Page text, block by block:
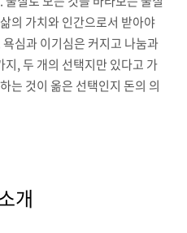
의 가치와 인간으로서 받아야
심과 이기심은 커지고 나눔과
, 두 개의 선택지만 있다고 가
는 것이 옮은 선택인지 돈의 의
개